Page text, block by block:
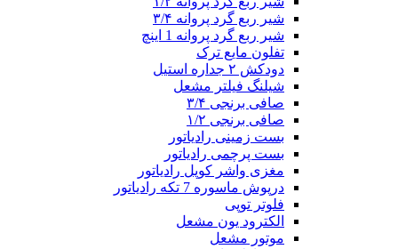
شیر ربع گرد پروانه ۳/۴
شیر ربع گرد پروانه 1 اینچ
تفلون مایع ترک
دودکش ۲ جداره استیل
شیلنگ فیلتر مشعل
صافی برنجی ۳/۴
صافی برنجی ۱/۲
بست زمینی رادیاتور
بست پرچمی رادیاتور
مغزی واشر کوپل رادیاتور
درپوش ماسوره 7 تکه رادیاتور
فلوتر توپی
الکترود یون مشعل
موتور مشعل